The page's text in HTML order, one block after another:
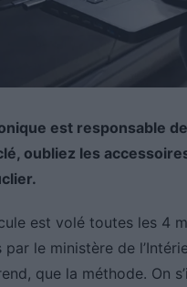
est responsable
oubliez les
est volé toutes les 4
le ministère de
que la méthode. On